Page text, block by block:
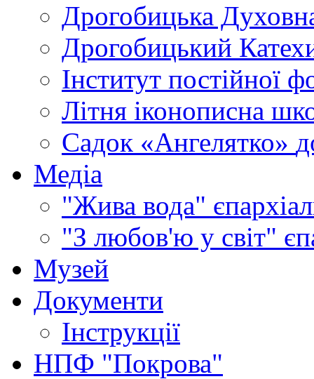
Дрогобицька
Дрогобицький
Інститут постійної
Літня іконописна
Садок «Ангелятко»
Медіа
"Жива вода"
"З любов'ю у світ"
Музей
Документи
Інструкції
НПФ "Покрова"